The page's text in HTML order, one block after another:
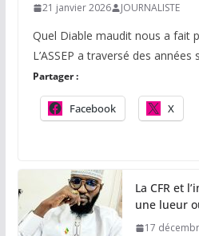
21 janvier 2026 JOURNALISTE
Quel Diable maudit nous a fait
L’ASSEP a traversé des
Partager :
Facebook X
La CFR et
une lueur
17